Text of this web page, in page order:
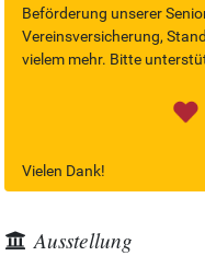
Beförderung unserer
Vereinsversicherung,
vielem mehr. Bitte
Vielen Dank!
Ausstellung